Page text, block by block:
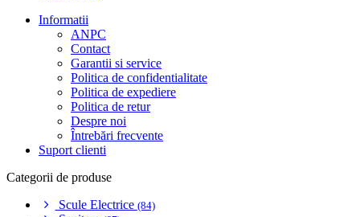
Informatii
ANPC
Contact
Garantii si service
Politica de confidentialitate
Politica de expediere
Politica de retur
Despre noi
Întrebări frecvente
Suport clienti
Categorii de produse
Scule Electrice (84)